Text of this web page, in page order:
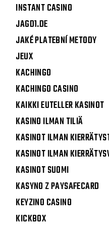
INSTANT CASINO
JAGD1.DE
JAKÉ PLATEBNÍ METODY
JEUX
KACHINGO
KACHINGO CASINO
KAIKKI EUTELLER KASINOT
KASINO ILMAN TILIÄ
KASINOT ILMAN
KASINOT ILMAN
KASINOT SUOMI
KASYNO Z PAYSAFECARD
KEYZINO CASINO
KICKBOX